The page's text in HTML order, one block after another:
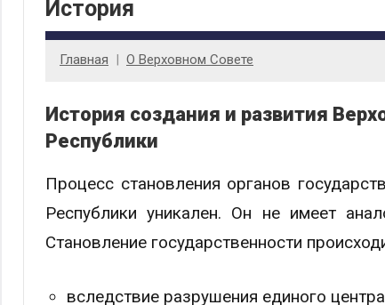
История
Главная О Верховном Совете
История создания и развития
Республики
Процесс становления органов
Республики уникален. Он не имеет
Становление государственности
вследствие разрушения единого